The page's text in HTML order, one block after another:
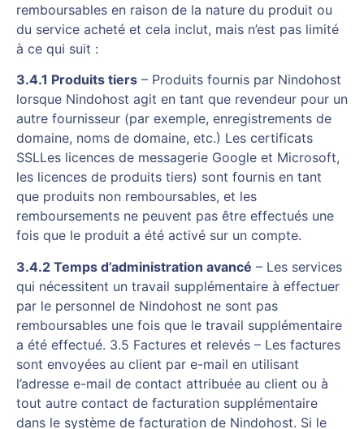
remboursables en raison de la nature du produit ou
du service acheté et cela inclut, mais n’est pas limité
à ce qui suit :
3.4.1 Produits tiers – Produits fournis par Nindohost
lorsque Nindohost agit en tant que revendeur pour un
autre fournisseur (par exemple, enregistrements de
domaine, noms de domaine, etc.) Les certificats
SSLLes licences de messagerie Google et Microsoft,
les licences de produits tiers) sont fournis en tant
que produits non remboursables, et les
remboursements ne peuvent pas être effectués une
fois que le produit a été activé sur un compte.
3.4.2 Temps d’administration avancé – Les services
qui nécessitent un travail supplémentaire à effectuer
par le personnel de Nindohost ne sont pas
remboursables une fois que le travail supplémentaire
a été effectué. 3.5 Factures et relevés – Les factures
sont envoyées au client par e-mail en utilisant
l’adresse e-mail de contact attribuée au client ou à
tout autre contact de facturation supplémentaire
dans le système de facturation de Nindohost. Si le